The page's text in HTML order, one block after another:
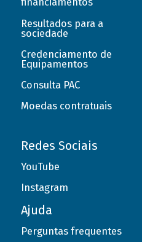
financiamentos
Resultados para a
sociedade
Credenciamento de
Equipamentos
Consulta PAC
Moedas contratuais
Redes Sociais
YouTube
Instagram
Ajuda
Perguntas frequentes